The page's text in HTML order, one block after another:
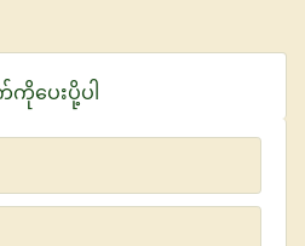
ကိုပေးပို့ပါ
ပူအရောင် ထုတ်လုပ်သူ နေ့စဉ်
သုံး Semi-Permanent
ဆံပင်ဆိုးဆေး ဆံပင်ဆိုးဆေး